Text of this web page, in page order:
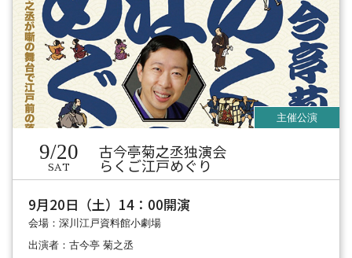
9/20
SAT
古今亭菊之丞独演会
らくご江戸めぐり
9月20日（土）14：00開演
会場：深川江戸資料館小劇場
出演者：古今亭 菊之丞